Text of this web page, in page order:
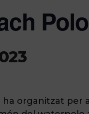
ha organitzat